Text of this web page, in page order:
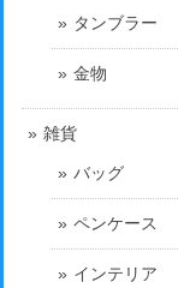
タンブラー
金物
雑貨
バッグ
ペンケース
インテリア